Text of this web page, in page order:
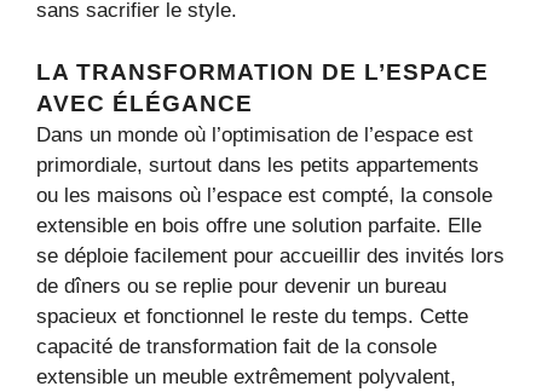
sans sacrifier le style.
LA TRANSFORMATION DE L’ESPACE
AVEC ÉLÉGANCE
Dans un monde où l’optimisation de l’espace est
primordiale, surtout dans les petits appartements
ou les maisons où l’espace est compté, la console
extensible en bois offre une solution parfaite. Elle
se déploie facilement pour accueillir des invités lors
de dîners ou se replie pour devenir un bureau
spacieux et fonctionnel le reste du temps. Cette
capacité de transformation fait de la console
extensible un meuble extrêmement polyvalent,